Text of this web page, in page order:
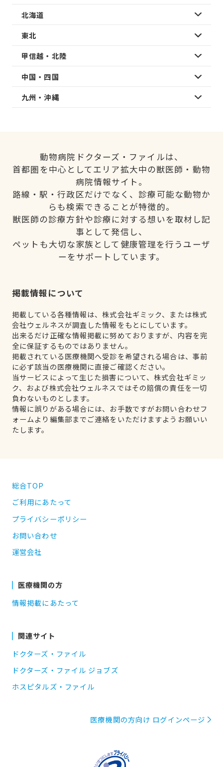
北海道
東北
甲信越・北陸
中国・四国
九州・沖縄
動物病院ドクターズ・ファイルは、
首都圏を中心としてエリア拡大中の獣医師・動物
病院情報サイト。
路線・駅・行政区だけでなく、診療可能な動物か
らも検索できることが特徴的。
獣医師の診療方針や診療に対する想いを取材し記
事として発信し、
ペットも大切な家族として健康管理を行うユーザ
ーをサポートしています。
掲載情報について
掲載している各種情報は、株式会社ギミック、または株式
会社ウェルネスが調査した情報をもとにしています。
出来るだけ正確な情報掲載に努めておりますが、内容を完
全に保証するものではありません。
掲載されている医療機関へ受診を希望される場合は、事前
に必ず該当の医療機関に直接ご確認ください。
当サービスによって生じた損害について、株式会社ギミッ
ク、および株式会社ウェルネスではその賠償の責任を一切
負わないものとします。
情報に誤りがある場合には、お手数ですがお問い合わせフ
ォームより編集部までご連絡をいただけますようお願いい
たします。
総合TOP
ご利用にあたって
プライバシーポリシー
お問い合わせ
運営会社
医療機関の方
情報掲載にあたって
関連サイト
ドクターズ・ファイル
ドクターズ・ファイル ジョブズ
ホスピタルズ・ファイル
医療機関の方向け ログインページ